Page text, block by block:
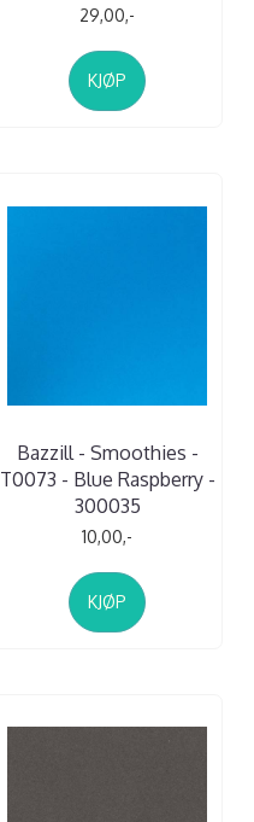
29,00,-
KJØP
Bazzill - Smoothies -
T0073 - Blue Raspberry -
300035
10,00,-
KJØP